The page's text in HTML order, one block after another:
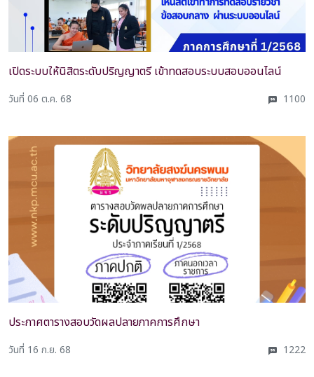
เปิดระบบให้นิสิตระดับปริญญาตรี เข้าทดสอบระบบสอบออนไลน์
วันที่ 06 ต.ค. 68 1100
ประกาศตารางสอบวัดผลปลายภาคการศึกษา
วันที่ 16 ก.ย. 68 1222